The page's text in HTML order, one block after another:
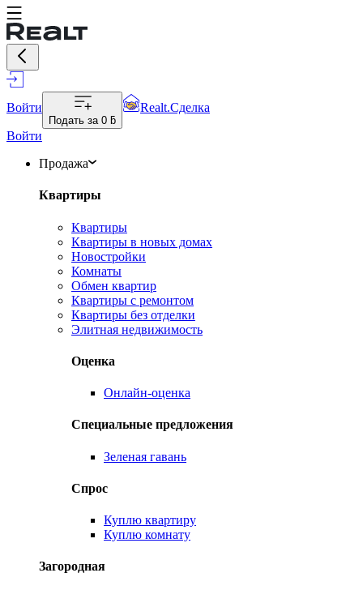
Войти
Подать за 0 ƃ
Realt.Сделка
Войти
Продажа
Квартиры
Квартиры
Квартиры в новых домах
Новостройки
Комнаты
Обмен квартир
Квартиры с ремонтом
Квартиры без отделки
Элитная недвижимость
Оценка
Онлайн-оценка
Специальные предложения
Зеленая гавань
Спрос
Куплю квартиру
Куплю комнату
Загородная